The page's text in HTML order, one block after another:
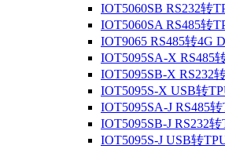
IOT5060SB RS232转
IOT5060SA RS485转
IOT9065 RS485转4G
IOT5095SA-X RS485
IOT5095SB-X RS232
IOT5095S-X USB转
IOT5095SA-J RS485
IOT5095SB-J RS232
IOT5095S-J USB转